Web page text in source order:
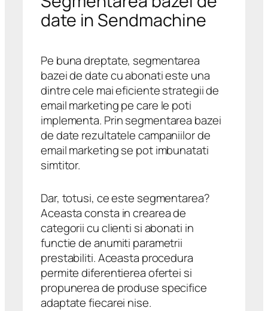
date in Sendmachine
Pe buna dreptate, segmentarea
bazei de date cu abonati este una
dintre cele mai eficiente strategii de
email marketing pe care le poti
implementa. Prin segmentarea bazei
de date rezultatele campaniilor de
email marketing se pot imbunatati
simtitor.
Dar, totusi, ce este segmentarea?
Aceasta consta in crearea de
categorii cu clienti si abonati in
functie de anumiti parametrii
prestabiliti. Aceasta procedura
permite diferentierea ofertei si
propunerea de produse specifice
adaptate fiecarei nise.